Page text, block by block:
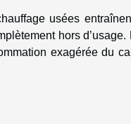
usées
hors
exagérée du